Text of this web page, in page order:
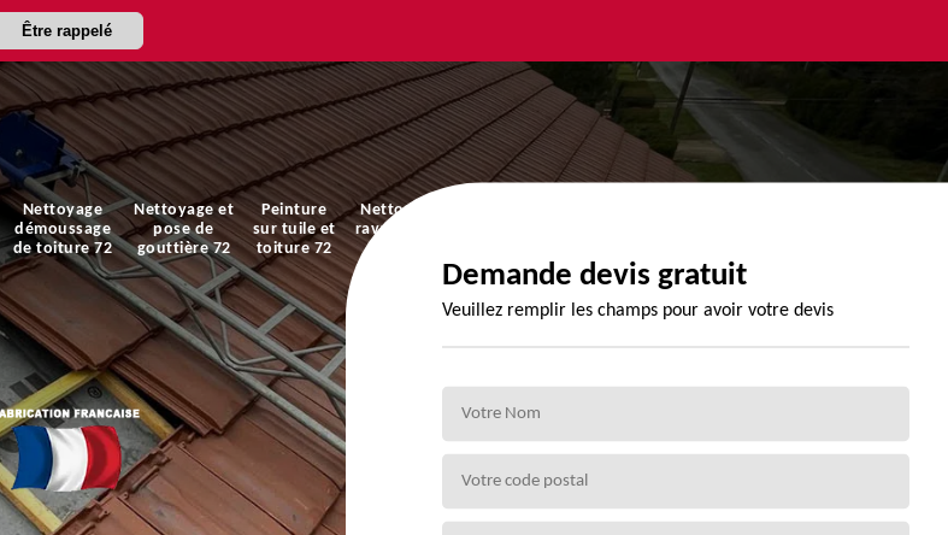
Être rappelé
Nettoyage
démoussage
de toiture 72
Nettoyage et
pose de
gouttière 72
Peinture
sur tuile et
toiture 72
Nettoyage et
ravalement de
Demande devis gratuit
Veuillez remplir les champs pour avoir votre devis